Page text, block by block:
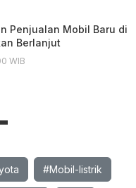
Penjualan Mobil Baru di
Berlanjut
WIB
#Mobil-listrik